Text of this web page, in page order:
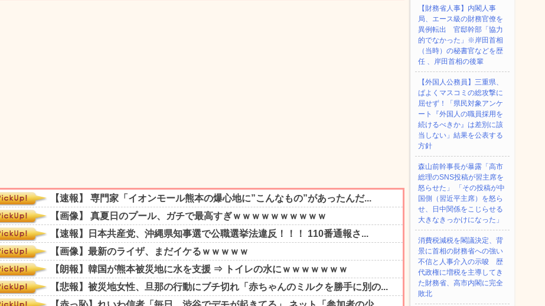
【財務省人事】内閣人事
局、エース級の財務官僚を
異例転出 官邸幹部「協力
的でなかった」※岸田首相
（当時）の秘書官などを歴
任 、岸田首相の後輩
【外国人公務員】三重県、
ぱよくマスコミの総攻撃に
屈せず！「県民対象アンケ
ート『外国人の職員採用を
続けるべきか』は差別に該
当しない」結果を公表する
方針
森山前幹事長が暴露「高市
総理のSNS投稿が習主席を
怒らせた」 「その投稿が中
国側（習近平主席）を怒ら
せ、日中関係をこじらせる
大きなきっかけになった」
消費税減税を閣議決定、背
景に首相の財務省への強い
不信と人事介入の示唆 歴
代政権に増税を主導してき
た財務省、高市内閣に完全
敗北